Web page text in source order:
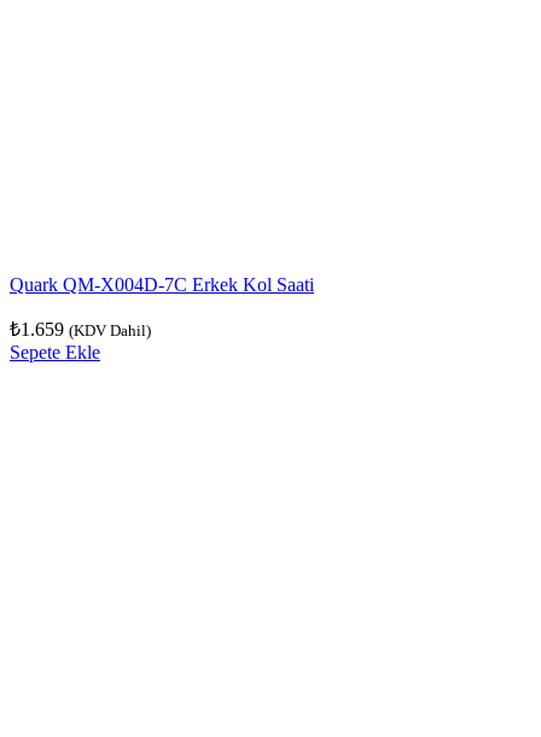
Quark QM-X004D-7C Erkek Kol Saati
₺1.659 (KDV Dahil)
Sepete Ekle